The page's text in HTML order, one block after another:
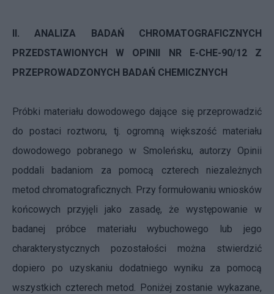
II. ANALIZA BADAŃ CHROMATOGRAFICZNYCH
PRZEDSTAWIONYCH W OPINII NR E-CHE-90/12 Z
PRZEPROWADZONYCH BADAŃ CHEMICZNYCH
Próbki materiału dowodowego dające się przeprowadzić
do postaci roztworu, tj. ogromną większość materiału
dowodowego pobranego w Smoleńsku, autorzy Opinii
poddali badaniom za pomocą czterech niezależnych
metod chromatograficznych. Przy formułowaniu wniosków
końcowych przyjęli jako zasadę, że występowanie w
badanej próbce materiału wybuchowego lub jego
charakterystycznych pozostałości można stwierdzić
dopiero po uzyskaniu dodatniego wyniku za pomocą
wszystkich czterech metod. Poniżej zostanie wykazane,